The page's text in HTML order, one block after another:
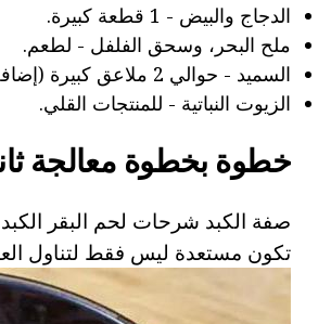
الدجاج والبيض - 1 قطعة كبيرة.
ملح البحر، وسحق الفلفل - لطعم.
السميد - حوالي 2 ملاعق كبيرة (إضافة اختياري)؛
الزيوت النباتية - للمنتجات القلي.
خطوة بخطوة معالجة
صفة الكبد شرحات لحم البقر
تكون مستعدة ليس فقط لتناول